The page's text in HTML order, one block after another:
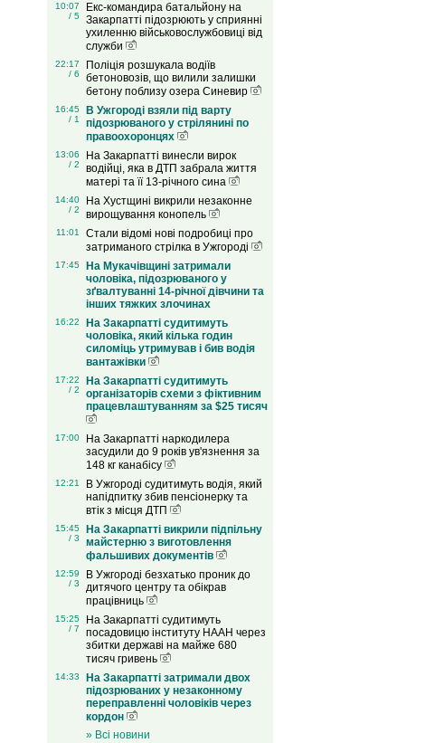
10:07
/ 5
Екс-командира батальйону на
Закарпатті підозрюють у сприянні
ухиленню військовослужбовиці від
служби
22:17
/ 6
Поліція розшукала водіїв
бетоновозів, що вилили залишки
бетону поблизу озера Синевир
16:45
/ 1
В Ужгороді взяли під варту
підозрюваного у стрілянині по
правоохоронцях
13:06
/ 2
На Закарпатті винесли вирок
водійці, яка в ДТП забрала життя
матері та її 13-річного сина
14:40
/ 2
На Хустщині викрили незаконне
вирощування конопель
11:01
Стали відомі нові подробиці про
затриманого стрілка в Ужгороді
17:45
На Мукачівщині затримали
чоловіка, підозрюваного у
зґвалтуванні 14-річної дівчини та
інших тяжких злочинах
16:22
На Закарпатті судитимуть
чоловіка, який кілька годин
силоміць утримував і бив водія
вантажівки
17:22
/ 2
На Закарпатті судитимуть
організаторів схеми з фіктивним
працевлаштуванням за $25 тисяч
17:00
На Закарпатті наркодилера
засудили до 9 років ув'язнення за
148 кг канабісу
12:21
В Ужгороді судитимуть водія, який
напідпитку збив пенсіонерку та
втік з місця ДТП
15:45
/ 3
На Закарпатті викрили підпільну
майстерню з виготовлення
фальшивих документів
12:59
/ 3
В Ужгороді безхатько проник до
дитячого центру та обікрав
працівниць
15:25
/ 7
На Закарпатті судитимуть
посадовицю інституту НААН через
збитки державі на майже 680
тисяч гривень
14:33
На Закарпатті затримали двох
підозрюваних у незаконному
переправленні чоловіків через
кордон
» Всі новини